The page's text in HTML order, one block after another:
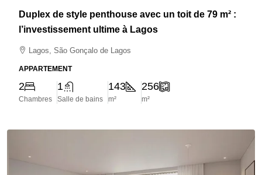
Duplex de style penthouse avec un toit de 79 m² :
l’investissement ultime à Lagos
Lagos, São Gonçalo de Lagos
APPARTEMENT
2
Chambres
1
Salle de bains
143
m²
256
m²